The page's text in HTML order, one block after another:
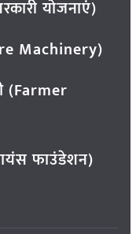
योजनाएं)
Machinery)
(Farmer
फाउंडेशन)